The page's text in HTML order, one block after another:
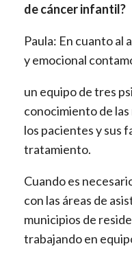
de cáncer infantil?
Paula: En cuanto al
y emocional
un equipo de tres
conocimiento de
los pacientes y sus
tratamiento.
Cuando es
con las áreas de
municipios de
trabajando en